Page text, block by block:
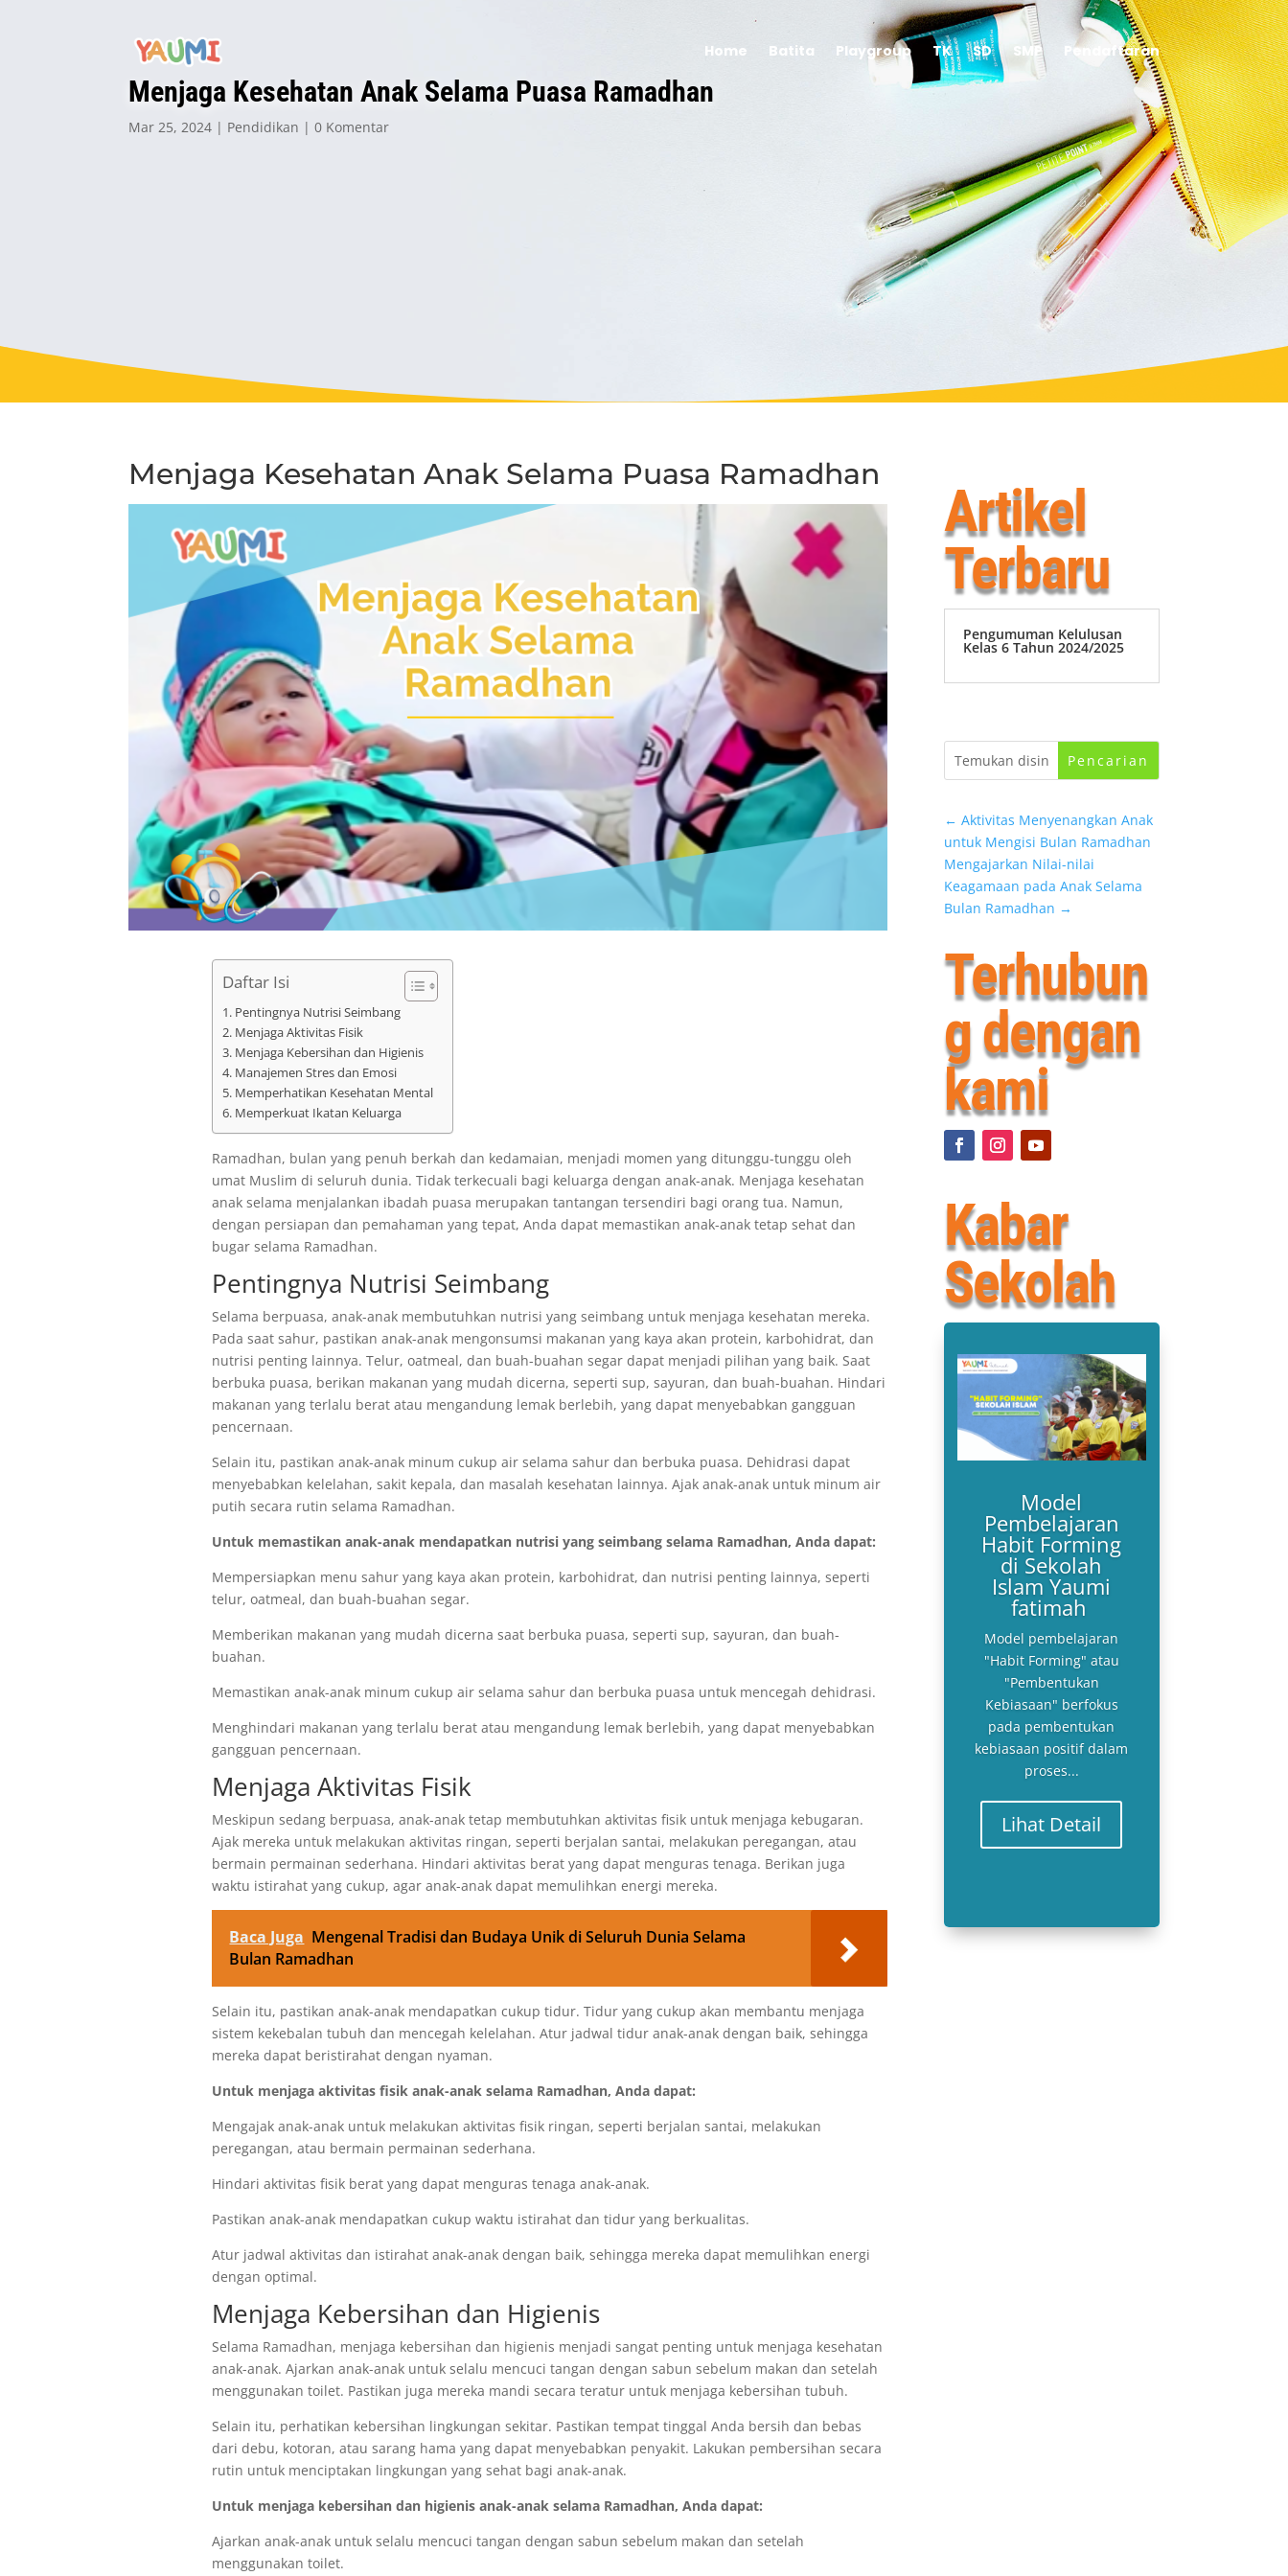
Home Batita Playgroup TK SD SMP Pendaftaran
Menjaga Kesehatan Anak Selama Puasa Ramadhan
Mar 25, 2024 Pendidikan 0 Komentar
Menjaga Kesehatan Anak Selama Puasa Ramadhan
Daftar Isi
Pentingnya Nutrisi Seimbang
Menjaga Aktivitas Fisik
Menjaga Kebersihan dan Higienis
Manajemen Stres dan Emosi
Memperhatikan Kesehatan Mental
Memperkuat Ikatan Keluarga
Ramadhan, bulan yang penuh berkah dan kedamaian, menjadi momen yang ditunggu-tunggu oleh
umat Muslim di seluruh dunia. Tidak terkecuali bagi keluarga dengan anak-anak. Menjaga kesehatan
anak selama menjalankan ibadah puasa merupakan tantangan tersendiri bagi orang tua. Namun,
dengan persiapan dan pemahaman yang tepat, Anda dapat memastikan anak-anak tetap sehat dan
bugar selama Ramadhan.
Pentingnya Nutrisi Seimbang
Selama berpuasa, anak-anak membutuhkan nutrisi yang seimbang untuk menjaga kesehatan mereka.
Pada saat sahur, pastikan anak-anak mengonsumsi makanan yang kaya akan protein, karbohidrat, dan
nutrisi penting lainnya. Telur, oatmeal, dan buah-buahan segar dapat menjadi pilihan yang baik. Saat
berbuka puasa, berikan makanan yang mudah dicerna, seperti sup, sayuran, dan buah-buahan. Hindari
makanan yang terlalu berat atau mengandung lemak berlebih, yang dapat menyebabkan gangguan
pencernaan.
Selain itu, pastikan anak-anak minum cukup air selama sahur dan berbuka puasa. Dehidrasi dapat
menyebabkan kelelahan, sakit kepala, dan masalah kesehatan lainnya. Ajak anak-anak untuk minum air
putih secara rutin selama Ramadhan.
Untuk memastikan anak-anak mendapatkan nutrisi yang seimbang selama Ramadhan, Anda dapat:
Mempersiapkan menu sahur yang kaya akan protein, karbohidrat, dan nutrisi penting lainnya, seperti
telur, oatmeal, dan buah-buahan segar.
Memberikan makanan yang mudah dicerna saat berbuka puasa, seperti sup, sayuran, dan buah-
buahan.
Memastikan anak-anak minum cukup air selama sahur dan berbuka puasa untuk mencegah dehidrasi.
Menghindari makanan yang terlalu berat atau mengandung lemak berlebih, yang dapat menyebabkan
gangguan pencernaan.
Menjaga Aktivitas Fisik
Meskipun sedang berpuasa, anak-anak tetap membutuhkan aktivitas fisik untuk menjaga kebugaran.
Ajak mereka untuk melakukan aktivitas ringan, seperti berjalan santai, melakukan peregangan, atau
bermain permainan sederhana. Hindari aktivitas berat yang dapat menguras tenaga. Berikan juga
waktu istirahat yang cukup, agar anak-anak dapat memulihkan energi mereka.
Baca Juga Mengenal Tradisi dan Budaya Unik di Seluruh Dunia Selama
Bulan Ramadhan
Selain itu, pastikan anak-anak mendapatkan cukup tidur. Tidur yang cukup akan membantu menjaga
sistem kekebalan tubuh dan mencegah kelelahan. Atur jadwal tidur anak-anak dengan baik, sehingga
mereka dapat beristirahat dengan nyaman.
Untuk menjaga aktivitas fisik anak-anak selama Ramadhan, Anda dapat:
Mengajak anak-anak untuk melakukan aktivitas fisik ringan, seperti berjalan santai, melakukan
peregangan, atau bermain permainan sederhana.
Hindari aktivitas fisik berat yang dapat menguras tenaga anak-anak.
Pastikan anak-anak mendapatkan cukup waktu istirahat dan tidur yang berkualitas.
Atur jadwal aktivitas dan istirahat anak-anak dengan baik, sehingga mereka dapat memulihkan energi
dengan optimal.
Menjaga Kebersihan dan Higienis
Selama Ramadhan, menjaga kebersihan dan higienis menjadi sangat penting untuk menjaga kesehatan
anak-anak. Ajarkan anak-anak untuk selalu mencuci tangan dengan sabun sebelum makan dan setelah
menggunakan toilet. Pastikan juga mereka mandi secara teratur untuk menjaga kebersihan tubuh.
Selain itu, perhatikan kebersihan lingkungan sekitar. Pastikan tempat tinggal Anda bersih dan bebas
dari debu, kotoran, atau sarang hama yang dapat menyebabkan penyakit. Lakukan pembersihan secara
rutin untuk menciptakan lingkungan yang sehat bagi anak-anak.
Untuk menjaga kebersihan dan higienis anak-anak selama Ramadhan, Anda dapat:
Ajarkan anak-anak untuk selalu mencuci tangan dengan sabun sebelum makan dan setelah
menggunakan toilet.
Artikel
Terbaru
Pengumuman Kelulusan
Kelas 6 Tahun 2024/2025
←Aktivitas Menyenangkan Anak
untuk Mengisi Bulan Ramadhan
Mengajarkan Nilai-nilai
Keagamaan pada Anak Selama
Bulan Ramadhan →
Terhubun
g dengan
kami
Kabar
Sekolah
Model
Pembelajaran
Habit Forming
di Sekolah
Islam Yaumi
fatimah
Model pembelajaran
"Habit Forming" atau
"Pembentukan
Kebiasaan" berfokus
pada pembentukan
kebiasaan positif dalam
proses...
Lihat Detail